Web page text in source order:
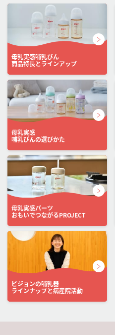
母乳実感哺乳びん
商品特長とラインアップ
母乳実感
哺乳びんの選びかた
母乳実感パーツ
おもいでつながるPROJECT
ピジョンの哺乳器
ラインナップと病産院活動